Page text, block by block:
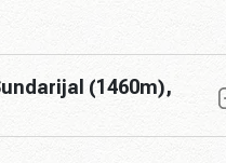
(1460m),